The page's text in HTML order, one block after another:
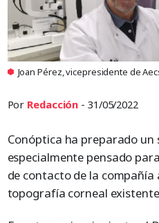
Joan Pérez, vicepresidente de
Por Redacción - 31/05/2022
Conóptica ha preparado un
especialmente pensado
de contacto de la
topografía corneal